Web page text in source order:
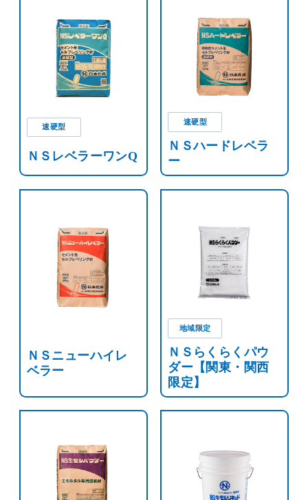
速硬型
ＮＳレベラーワンQ
速硬型
ＮＳハードレベラ
ー
ＮＳニューハイレ
ベラー
地域限定
ＮＳらくらくパウ
ダー【関東・関西
限定】